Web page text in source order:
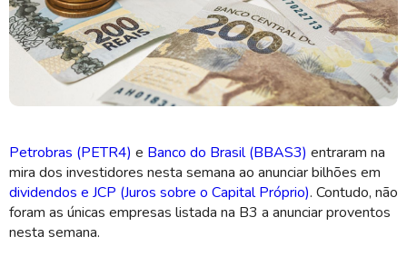
Petrobras (PETR4) e Banco do Brasil (BBAS3) entraram na
mira dos investidores nesta semana ao anunciar bilhões em
dividendos e JCP (Juros sobre o Capital Próprio). Contudo, não
foram as únicas empresas listada na B3 a anunciar proventos
nesta semana.